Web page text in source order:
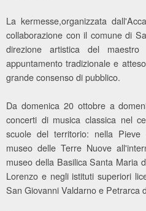
La kermesse,organizzata
collaborazione con il comune di
direzione artistica del
appuntamento tradizionale e
grande consenso di pubblico.
Da domenica 20 ottobre a
concerti di musica classica nel
scuole del territorio: nella
museo delle Terre Nuove
museo della Basilica Santa Maria
Lorenzo e negli istituti superiori
San Giovanni Valdarno e Petrarca